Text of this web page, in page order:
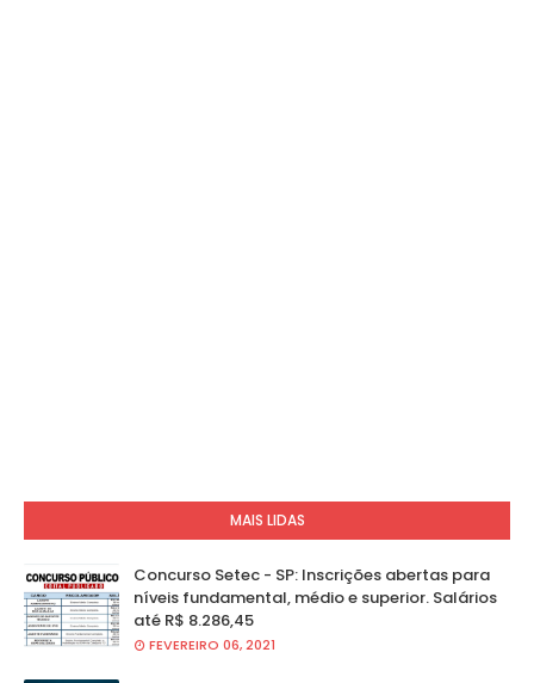
MAIS LIDAS
Concurso Setec - SP: Inscrições abertas para
níveis fundamental, médio e superior. Salários
até R$ 8.286,45
FEVEREIRO 06, 2021